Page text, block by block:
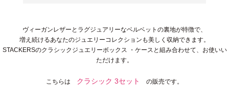
ヴィーガンレザーとラグジュアリーなベルベットの裏地が特徴で、
増え続けるあなたのジュエリーコレクションも美しく収納できます。
STACKERSのクラシックジュエリーボックス ・ケースと組み合わせて、お使いい
ただけます。
こちらは クラシック 3セット の販売です。